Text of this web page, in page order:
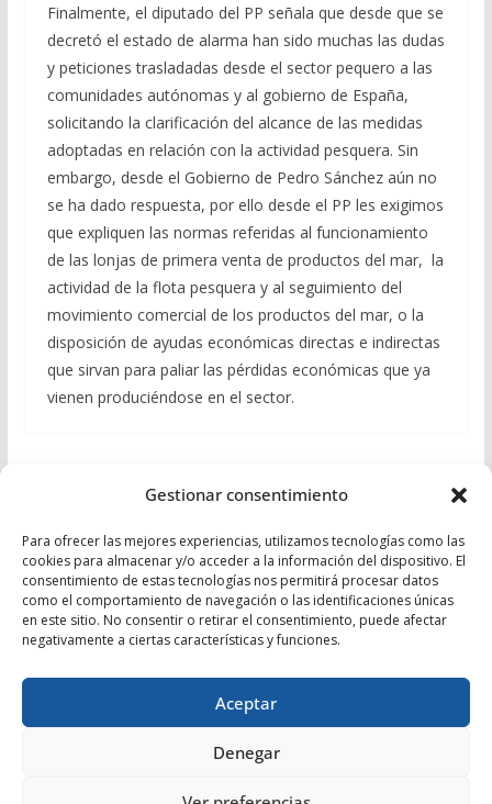
Gestionar consentimiento
Para ofrecer las mejores experiencias, utilizamos tecnologías como las
cookies para almacenar y/o acceder a la información del dispositivo. El
consentimiento de estas tecnologías nos permitirá procesar datos
como el comportamiento de navegación o las identificaciones únicas
en este sitio. No consentir o retirar el consentimiento, puede afectar
negativamente a ciertas características y funciones.
Aceptar
Denegar
Finalmente, el diputado del PP señala que desde que se
decretó el estado de alarma han sido muchas las dudas
y peticiones trasladadas desde el sector pequero a las
comunidades autónomas y al gobierno de España,
solicitando la clarificación del alcance de las medidas
adoptadas en relación con la actividad pesquera. Sin
embargo, desde el Gobierno de Pedro Sánchez aún no
se ha dado respuesta, por ello desde el PP les exigimos
que expliquen las normas referidas al funcionamiento
de las lonjas de primera venta de productos del mar, la
actividad de la flota pesquera y al seguimiento del
movimiento comercial de los productos del mar, o la
disposición de ayudas económicas directas e indirectas
que sirvan para paliar las pérdidas económicas que ya
vienen produciéndose en el sector.
marzo para los 60.000 autónomos de la provincia
de Almería
Jurado: “El Gobierno andaluz está protegiendo a
nuestros mayores con un seguimiento proactivo
de las residencias